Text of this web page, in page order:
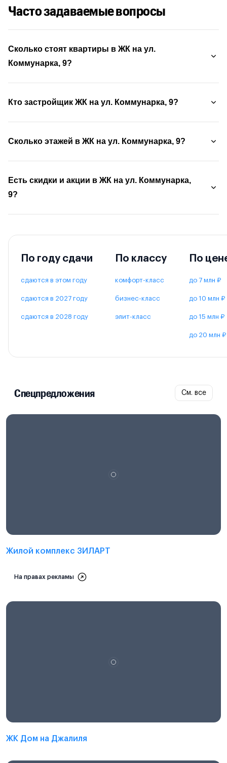
Часто задаваемые вопросы
Сколько стоят квартиры в ЖК на ул.
Коммунарка, 9?
Кто застройщик ЖК на ул. Коммунарка, 9?
Сколько этажей в ЖК на ул. Коммунарка, 9?
Есть скидки и акции в ЖК на ул. Коммунарка,
9?
По году сдачи
сдаются в этом году
сдаются в 2027 году
сдаются в 2028 году
По классу
комфорт-класс
бизнес-класс
элит-класс
По
до 7 млн ₽
до 10 млн ₽
до 15 млн ₽
до 20 млн ₽
Спецпредложения См. все
Жилой комплекс ЗИЛАРТ
На правах рекламы
ЖК Дом на Джалиля